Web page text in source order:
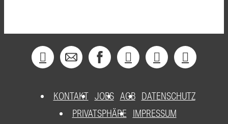
KONTAKT JOBS AGB DATENSCHUTZ
PRIVATSPHÄRE
IMPRESSUM